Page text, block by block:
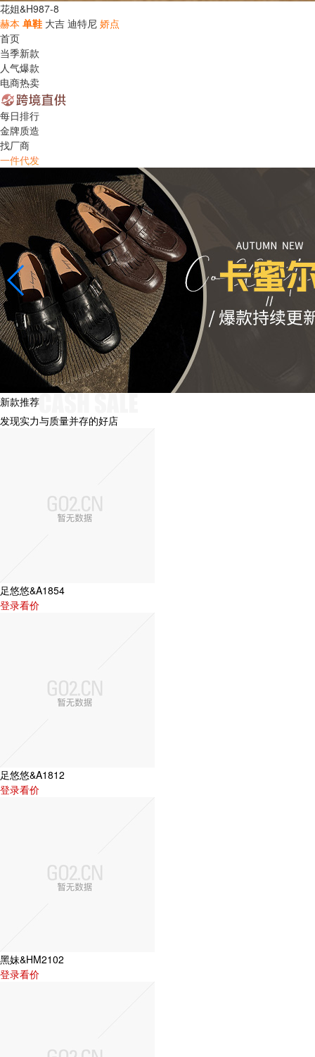
花姐&H987-8
赫本 单鞋 大吉 迪特尼 娇点
首页
当季新款
人气爆款
电商热卖
每日排行
金牌质造
找厂商
一件代发
新款推荐
发现实力与质量并存的好店
足悠悠&A1854
登录看价
足悠悠&A1812
登录看价
黑妹&HM2102
登录看价